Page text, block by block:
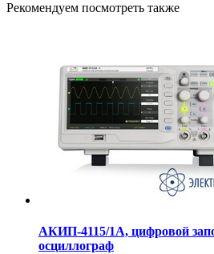
Рекомендуем посмотреть также
АКИП-4115/1А, цифровой
осциллограф